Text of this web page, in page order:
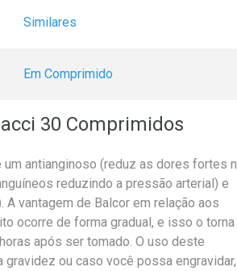
Similares
Em Comprimido
30 Comprimidos
antianginoso (reduz as dores fortes
reduzindo a pressão arterial) e
vantagem de Balcor em relação aos
ocorre de forma gradual, e isso o torna
após ser tomado. O uso deste
ou caso você possa